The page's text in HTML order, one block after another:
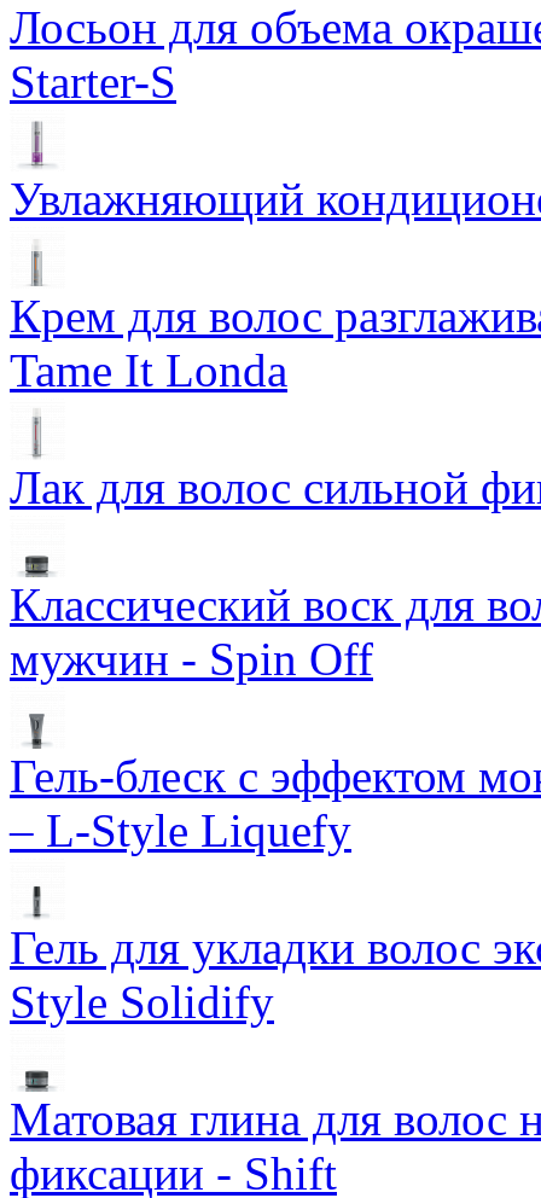
Лосьон для объема
Starter-S
Увлажняющий
Крем для волос
Tame It Londa
Лак для волос сильной
Классический воск для
мужчин - Spin Off
Гель-блеск с эффектом
– L-Style Liquefy
Гель для укладки волос
Style Solidify
Матовая глина для волос
фиксации - Shift